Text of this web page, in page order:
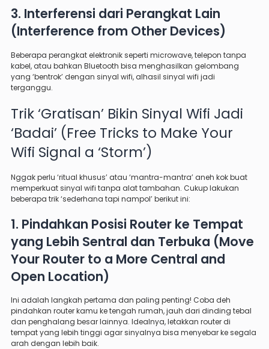
3. Interferensi dari Perangkat Lain
(Interference from Other Devices)
Beberapa perangkat elektronik seperti microwave, telepon tanpa
kabel, atau bahkan Bluetooth bisa menghasilkan gelombang
yang ‘bentrok’ dengan sinyal wifi, alhasil sinyal wifi jadi
terganggu.
Trik ‘Gratisan’ Bikin Sinyal Wifi Jadi
‘Badai’ (Free Tricks to Make Your
Wifi Signal a ‘Storm’)
Nggak perlu ‘ritual khusus’ atau ‘mantra-mantra’ aneh kok buat
memperkuat sinyal wifi tanpa alat tambahan. Cukup lakukan
beberapa trik ‘sederhana tapi nampol’ berikut ini:
1. Pindahkan Posisi Router ke Tempat
yang Lebih Sentral dan Terbuka (Move
Your Router to a More Central and
Open Location)
Ini adalah langkah pertama dan paling penting! Coba deh
pindahkan router kamu ke tengah rumah, jauh dari dinding tebal
dan penghalang besar lainnya. Idealnya, letakkan router di
tempat yang lebih tinggi agar sinyalnya bisa menyebar ke segala
arah dengan lebih baik.